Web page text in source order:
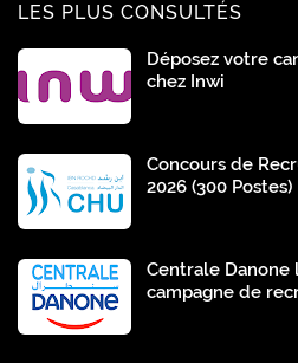
LES PLUS CONSULTÉS
Déposez votre
chez Inwi
Concours de
2026 (300 Postes)
Centrale Danone
campagne de